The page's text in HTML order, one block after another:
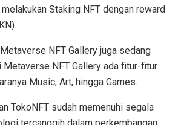
Staking NFT dengan reward
NFT Gallery juga sedang
Metaverse NFT Gallery ada fitur-fitur
Music, Art, hingga Games.
TokoNFT sudah memenuhi segala